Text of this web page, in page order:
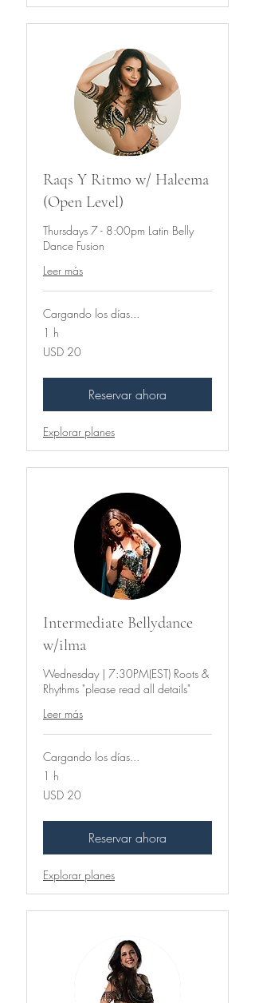
Raqs Y Ritmo w/ Haleema
(Open Level)
Thursdays 7 - 8:00pm Latin Belly
Dance Fusion
Leer más
Cargando los días...
1 h
20
dólares
USD 20
Reservar ahora
Explorar planes
Intermediate Bellydance
w/ilma
Wednesday | 7:30PM(EST) Roots &
Rhythms "please read all details"
Leer más
Cargando los días...
1 h
20
dólares
USD 20
Reservar ahora
Explorar planes